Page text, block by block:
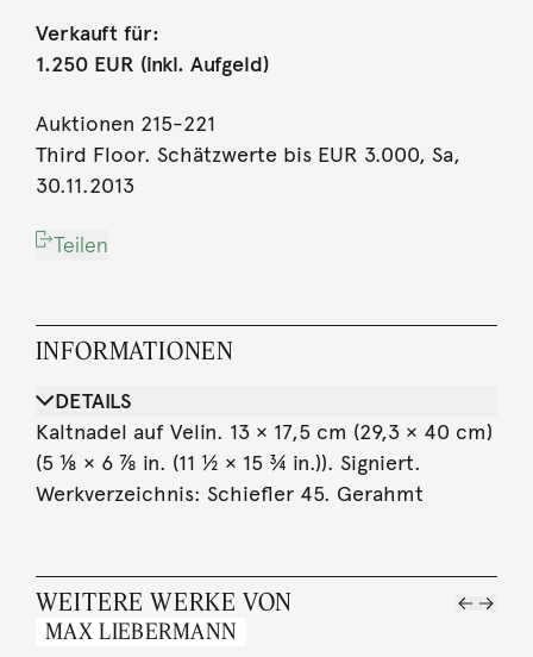
Verkauft für:
1.250 EUR (inkl. Aufgeld)
Auktionen 215-221
Third Floor. Schätzwerte bis EUR 3.000, Sa,
30.11.2013
Teilen
INFORMATIONEN
DETAILS
Kaltnadel auf Velin. 13 × 17,5 cm (29,3 × 40 cm)
(5 ⅛ × 6 ⅞ in. (11 ½ × 15 ¾ in.)). Signiert.
Werkverzeichnis: Schiefler 45. Gerahmt
WEITERE WERKE VON
MAX LIEBERMANN